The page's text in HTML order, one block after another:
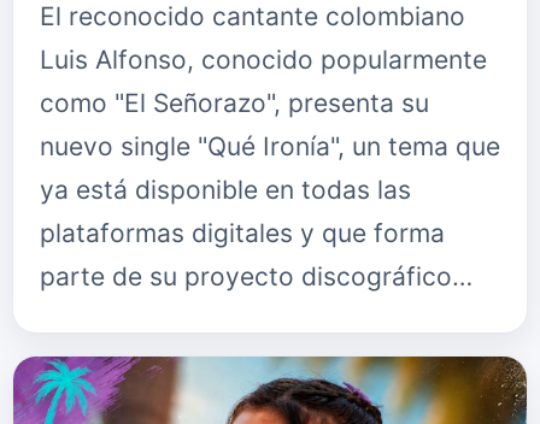
El reconocido cantante colombiano
Luis Alfonso, conocido popularmente
como "El Señorazo", presenta su
nuevo single "Qué Ironía", un tema que
ya está disponible en todas las
plataformas digitales y que forma
parte de su proyecto discográfico…